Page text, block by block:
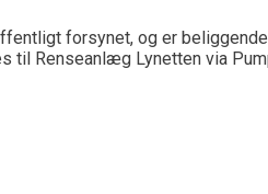
forsynet, og er
til Renseanlæg Lynetten via